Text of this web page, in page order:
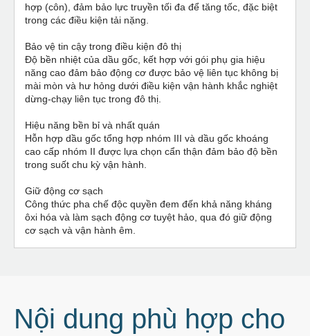
hợp (côn), đảm bảo lực truyền tối đa để tăng tốc, đặc biệt
trong các điều kiện tải nặng.
Bảo vệ tin cậy trong điều kiện đô thị
Độ bền nhiệt của dầu gốc, kết hợp với gói phụ gia hiệu
năng cao đảm bảo động cơ được bảo vệ liên tục không bị
mài mòn và hư hỏng dưới điều kiện vận hành khắc nghiệt
dừng-chạy liên tục trong đô thị.
Hiệu năng bền bỉ và nhất quán
Hỗn hợp dầu gốc tổng hợp nhóm III và dầu gốc khoáng
cao cấp nhóm II được lựa chọn cẩn thận đảm bảo độ bền
trong suốt chu kỳ vận hành.
Giữ động cơ sạch
Công thức pha chế độc quyền đem đến khả năng kháng
ôxi hóa và làm sạch động cơ tuyệt hảo, qua đó giữ động
cơ sạch và vận hành êm.
Nội dung phù hợp cho